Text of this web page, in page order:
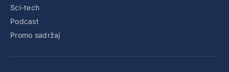
Sci-tech
Podcast
Promo sadržaj